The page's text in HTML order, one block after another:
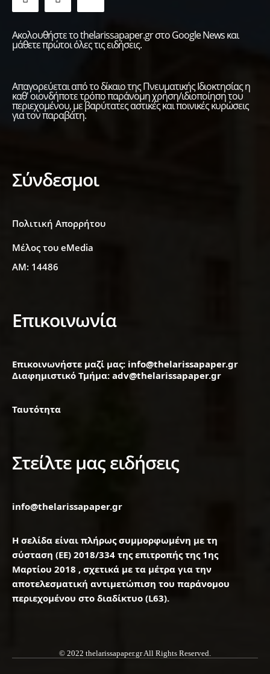
Ακολουθήστε το thelarissapaper.gr στο Google News και
μάθετε πρώτοι όλες τις ειδήσεις.
Απαγορεύεται από το δίκαιο της Πνευματικής Ιδιοκτησίας η
καθ' οιονδήποτε τρόπο παράνομη χρήση/ιδιοποίηση του
περιεχομένου, με βαρύτατες αστικές και ποινικές κυρώσεις
για τον παραβάτη.
Σύνδεσμοι
Πολιτική Απορρήτου
Μέλος του eMedia
ΑΜ: 14486
Επικοινωνία
Επικοινωνήστε μαζί μας: info@thelarissapaper.gr
Διαφημιστικό Τμήμα: adv@thelarissapaper.gr
Ταυτότητα
Στείλτε μας ειδήσεις
info@thelarissapaper.gr
Η σελίδα είναι πλήρως συμμορφωμένη με τη
σύσταση (ΕΕ) 2018/334 της επιτροπής της 1ης
Μαρτίου 2018 , σχετικά με τα μέτρα για την
αποτελεσματική αντιμετώπιση του παράνομου
περιεχομένου στο διαδίκτυο (L63).
© 2022 thelarissapaper.gr All Rights Reserved.